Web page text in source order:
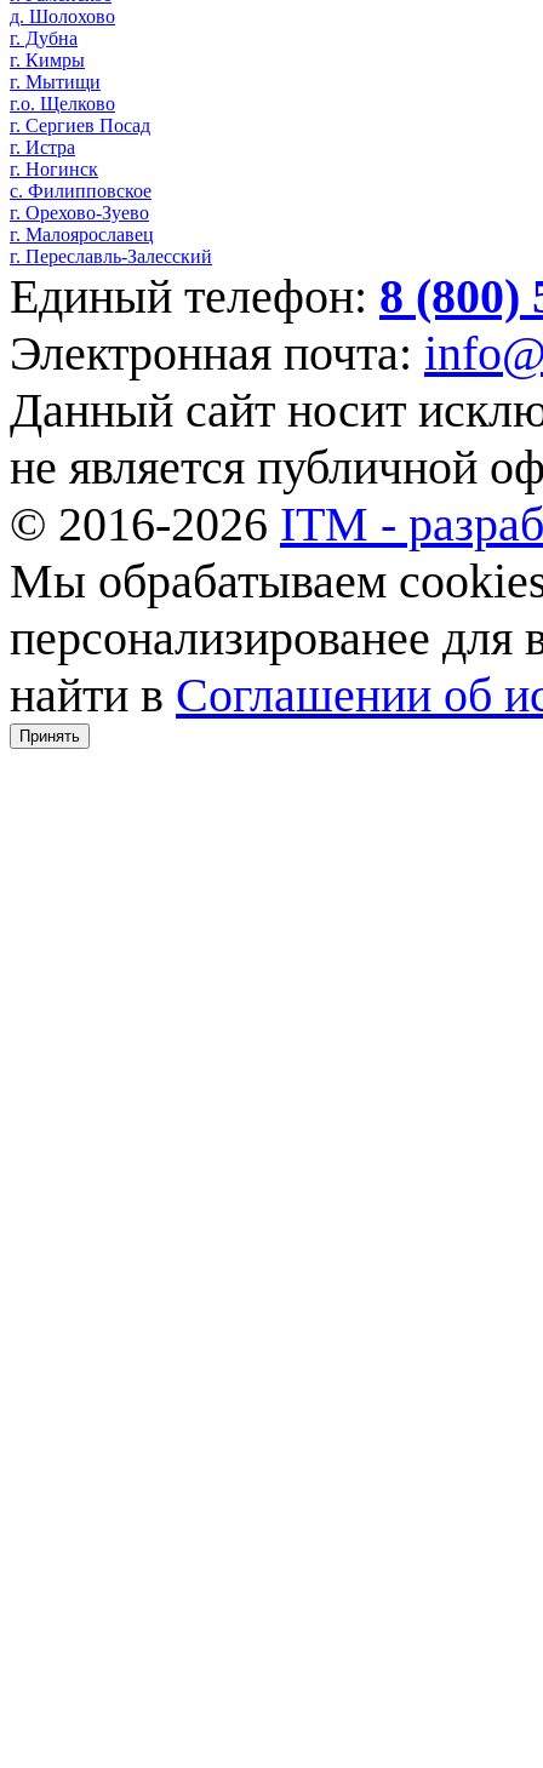
д. Шолохово
г. Дубна
г. Кимры
г. Мытищи
г.о. Щелково
г. Сергиев Посад
г. Истра
г. Ногинск
с. Филипповское
г. Орехово-Зуево
г. Малоярославец
г. Переславль-Залесский
Единый телефон: 8 (800)
Электронная почта:
Данный сайт носит
не является публичной
© 2016-2026 ITM -
Мы обрабатываем
персонализированее
найти в Соглашении об
Принять